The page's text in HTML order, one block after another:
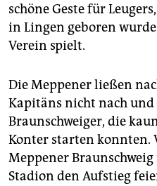
schöne Geste für
in Lingen geboren
Verein spielt.
Die Meppener ließen
Kapitäns nicht nach
Braunschweiger, die
Konter starten konnten.
Meppener
Stadion den Aufstieg